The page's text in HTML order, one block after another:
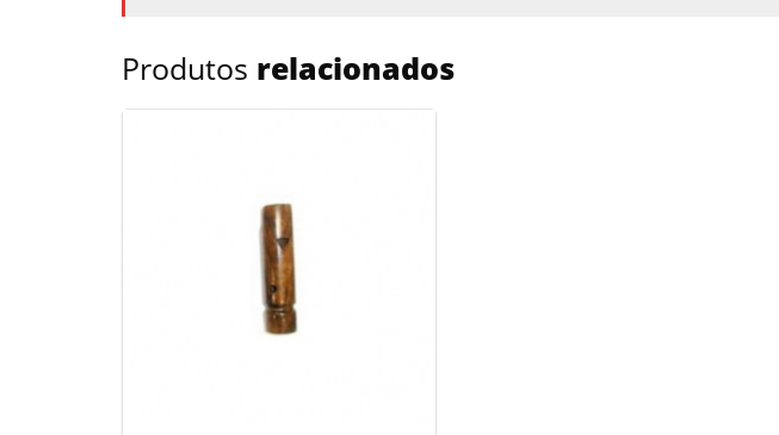
Produtos relacionados